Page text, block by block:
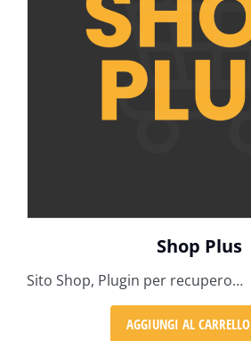
Shop Plus
Sito Shop, Plugin per recupero…
AGGIUNGI AL CARRELLO